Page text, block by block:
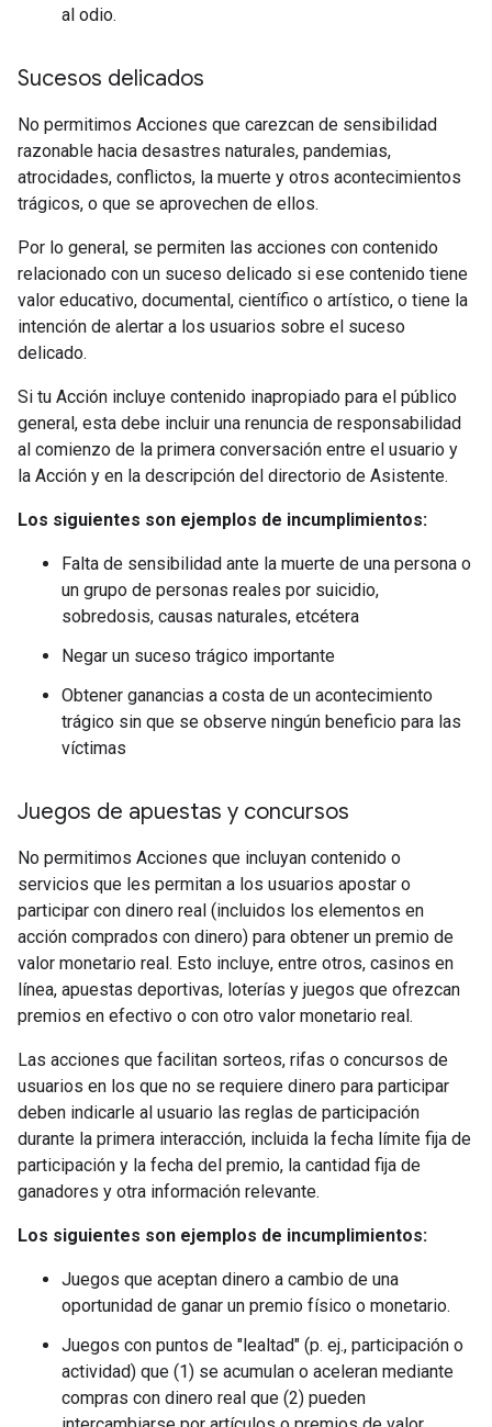
al odio.
Sucesos delicados
No permitimos Acciones que carezcan de sensibilidad
razonable hacia desastres naturales, pandemias,
atrocidades, conflictos, la muerte y otros acontecimientos
trágicos, o que se aprovechen de ellos.
Por lo general, se permiten las acciones con contenido
relacionado con un suceso delicado si ese contenido tiene
valor educativo, documental, científico o artístico, o tiene la
intención de alertar a los usuarios sobre el suceso
delicado.
Si tu Acción incluye contenido inapropiado para el público
general, esta debe incluir una renuncia de responsabilidad
al comienzo de la primera conversación entre el usuario y
la Acción y en la descripción del directorio de Asistente.
Los siguientes son ejemplos de incumplimientos:
Falta de sensibilidad ante la muerte de una persona o
un grupo de personas reales por suicidio,
sobredosis, causas naturales, etcétera
Negar un suceso trágico importante
Obtener ganancias a costa de un acontecimiento
trágico sin que se observe ningún beneficio para las
víctimas
Juegos de apuestas y concursos
No permitimos Acciones que incluyan contenido o
servicios que les permitan a los usuarios apostar o
participar con dinero real (incluidos los elementos en
acción comprados con dinero) para obtener un premio de
valor monetario real. Esto incluye, entre otros, casinos en
línea, apuestas deportivas, loterías y juegos que ofrezcan
premios en efectivo o con otro valor monetario real.
Las acciones que facilitan sorteos, rifas o concursos de
usuarios en los que no se requiere dinero para participar
deben indicarle al usuario las reglas de participación
durante la primera interacción, incluida la fecha límite fija de
participación y la fecha del premio, la cantidad fija de
ganadores y otra información relevante.
Los siguientes son ejemplos de incumplimientos:
Juegos que aceptan dinero a cambio de una
oportunidad de ganar un premio físico o monetario.
Juegos con puntos de "lealtad" (p. ej., participación o
actividad) que (1) se acumulan o aceleran mediante
compras con dinero real que (2) pueden